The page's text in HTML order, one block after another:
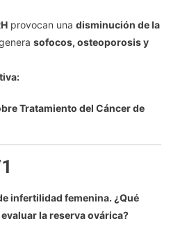
provocan unadisminución de la
sofocos, osteoporosis y
Tratamiento del Cáncer de
infertilidad femenina. ¿Qué
la reserva ovárica?